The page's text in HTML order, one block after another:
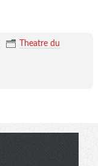
Theatre du